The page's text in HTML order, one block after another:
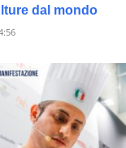
dal mondo